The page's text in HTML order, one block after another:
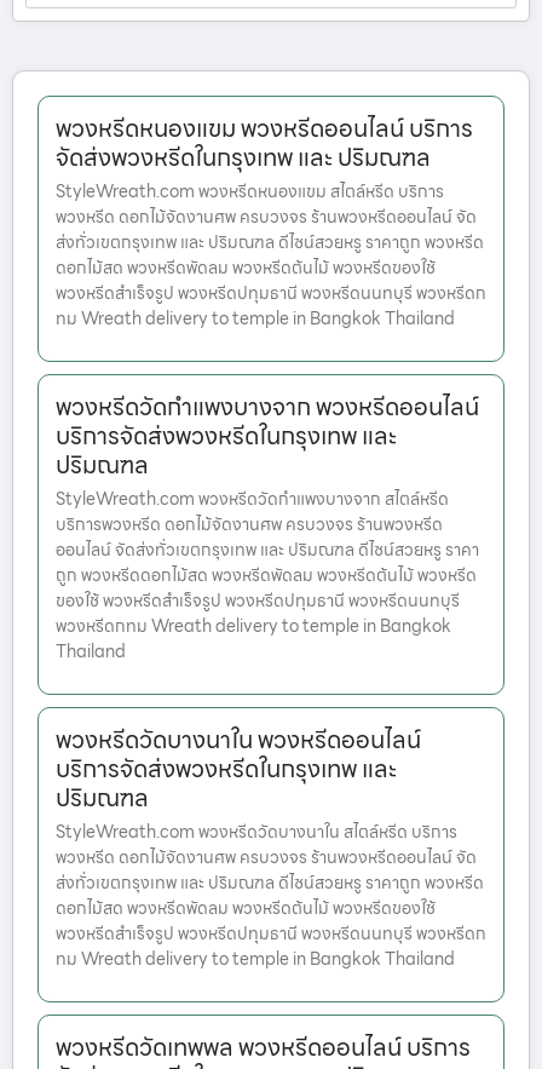
พวงหรีดหนองแขม พวงหรีดออนไลน์ บริการ
จัดส่งพวงหรีดในกรุงเทพ และ ปริมณฑล
StyleWreath.com พวงหรีดหนองแขม สไตล์หรีด บริการ
พวงหรีด ดอกไม้จัดงานศพ ครบวงจร ร้านพวงหรีดออนไลน์ จัด
ส่งทั่วเขตกรุงเทพ และ ปริมณฑล ดีไซน์สวยหรู ราคาถูก พวงหรีด
ดอกไม้สด พวงหรีดพัดลม พวงหรีดต้นไม้ พวงหรีดของใช้
พวงหรีดสำเร็จรูป พวงหรีดปทุมธานี พวงหรีดนนทบุรี พวงหรีดก
ทม Wreath delivery to temple in Bangkok Thailand
พวงหรีดวัดกำแพงบางจาก พวงหรีดออนไลน์
บริการจัดส่งพวงหรีดในกรุงเทพ และ
ปริมณฑล
StyleWreath.com พวงหรีดวัดกำแพงบางจาก สไตล์หรีด
บริการพวงหรีด ดอกไม้จัดงานศพ ครบวงจร ร้านพวงหรีด
ออนไลน์ จัดส่งทั่วเขตกรุงเทพ และ ปริมณฑล ดีไซน์สวยหรู ราคา
ถูก พวงหรีดดอกไม้สด พวงหรีดพัดลม พวงหรีดต้นไม้ พวงหรีด
ของใช้ พวงหรีดสำเร็จรูป พวงหรีดปทุมธานี พวงหรีดนนทบุรี
พวงหรีดกทม Wreath delivery to temple in Bangkok
Thailand
พวงหรีดวัดบางนาใน พวงหรีดออนไลน์
บริการจัดส่งพวงหรีดในกรุงเทพ และ
ปริมณฑล
StyleWreath.com พวงหรีดวัดบางนาใน สไตล์หรีด บริการ
พวงหรีด ดอกไม้จัดงานศพ ครบวงจร ร้านพวงหรีดออนไลน์ จัด
ส่งทั่วเขตกรุงเทพ และ ปริมณฑล ดีไซน์สวยหรู ราคาถูก พวงหรีด
ดอกไม้สด พวงหรีดพัดลม พวงหรีดต้นไม้ พวงหรีดของใช้
พวงหรีดสำเร็จรูป พวงหรีดปทุมธานี พวงหรีดนนทบุรี พวงหรีดก
ทม Wreath delivery to temple in Bangkok Thailand
พวงหรีดวัดเทพพล พวงหรีดออนไลน์ บริการ